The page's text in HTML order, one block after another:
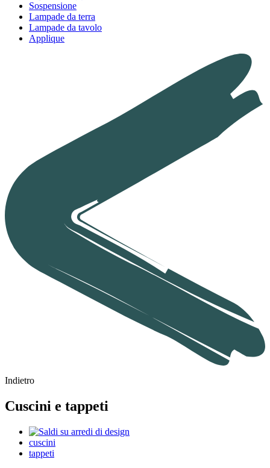
Sospensione
Lampade da terra
Lampade da tavolo
Applique
Indietro
Cuscini e tappeti
cuscini
tappeti